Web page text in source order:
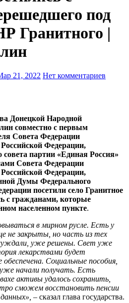
под
Гранитного |
21, 2022 Нет комментариев
Донецкой Народной
совместно с первым
Совета Федерации
Федерации,
совета партии «Единая Россия»
Совета Федерации
Федерации,
Думы Федерального
посетили село Гранитное
с гражданами, которые
населенном пункте.
в мирном русле. Есть у
не закрыты, но часть из тех
уже решены. Свет уже
лекарствами будет
Социальные пособия,
начали получать. Есть
активы удалось сохранить,
сможем восстановить пенсии
– сказал глава государства.